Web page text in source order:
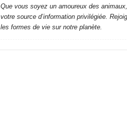
Que vous soyez un amoureux des
votre source d’information privilégiée.
les formes de vie sur notre planète.